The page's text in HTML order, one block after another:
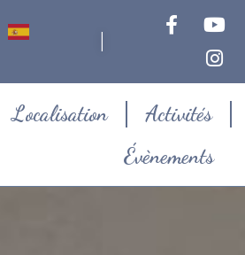
|
Localisation
Activités
Évènements